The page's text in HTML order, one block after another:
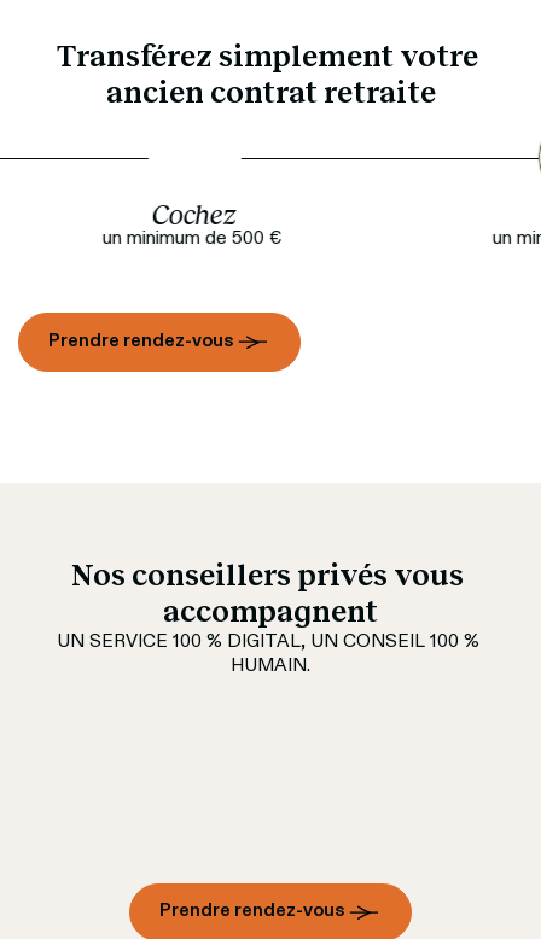
Transférez simplement votre
ancien contrat retraite
Versez
un minimum de 500 €
Prendre rendez-vous
Nos conseillers privés vous
accompagnent
UN SERVICE 100 % DIGITAL, UN CONSEIL 100 %
HUMAIN.
Prendre rendez-vous